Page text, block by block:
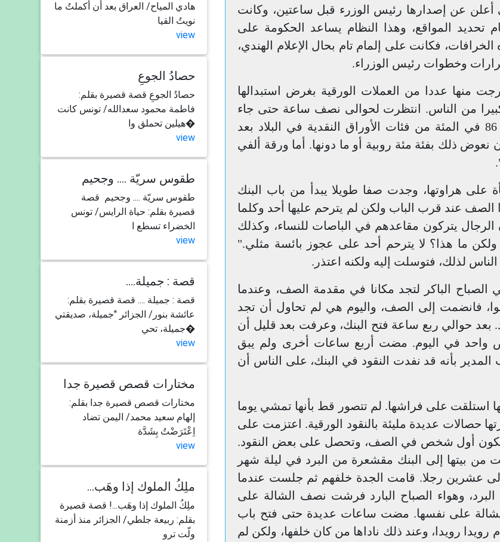
هادي المياح/ العراق بعد أن أكملتُ ما
نويتُ القيا
view
حصادُ الجوعِ
حصادُ الجوعِ قصة قصيرة بقلم:
فاطمة محمود سعدالله/ تونس كانت
هيلين تحملق وا�
view
طقوس سريّة .... وجحيم
قصيرة بقلم: حياة الرايس/ تونس
الخضراء تسطع ا
view
....قصة : جميلة
قصة : جميلة .... قصة قصيرة بقلم:
عائشة بنور/ الجزائر "جميلة، صديقتي
جميلة، تحي�
view
مختارات قصص قصيرة جدا
مختارات قصص قصيرة جدا بقلم:
إلهام سعيد محمد/ اليمن تضاد
اِعْتَرَضْتُ بِشَدَّة
view
...ملِكُ الملوك إذا وهَب
ملِكُ الملوك إذا وهَب...! قصة قصيرة
بقلم: ربيعة جلطي/ الجزائر منذ أزمنة
ولّت ترو
أعلن عن إصدارها رئيس الوزرء قبل ساعتين، وكانت
المواقع، وهذا النظام يساعد الحكومة على
فكانت على إلمام تام بحال الإعلام الهندي،
وخطوات رئيس الوزراء.
منها عددا من العملات الورقية بغرض استبدالها
من الناس. انتظرت لحوالى نصف ساعة حتى جاء
مدير فرع البنك، فخاطب الناس قائلا "قد تم إلغاء 86 في المئة من فئات الأوراق النقدية في البلاد بعد
ذلك بفئة مئة روبية أو ما دونها. أما ورقة ألفي
على هراوتها، وجدت صفا طويلا يبدأ من باب البنك
الصف عند قرب الباب ولكن لم يترحم عليها أحد وكلما
يتركون مقاعدهم في الباصات للنساء، وكذلك
ولكن ما هذا؟ لا يترحم أحد على عجوز بائسة مثلي."
لذلك، فتوسلت إليه ولكنه اعتذر.
الصباح الباكر لتجد مكانا في مقدمة الصف، وعندما
فانضمت إلى الصف، واليوم هي لم تحاول أن تجد
بعد حوالي ربع ساعة فتح البنك، وعرفت بعد قليل أن
واحد في اليوم. مضت أربع ساعات أخرى ولم يبق
بأنه قد نفدت النقود في البنك، على الناس أن
استلقت على فراشها. لم تتصور قط بأنها تمشي يوما
حصالات عديدة مليئة بالنقود الورقية. اعتزمت على
لتكون أول شخص في الصف، وتحصل على بعض النقود.
من بيتها إلى البنك مقشعرة من البرد في ليلة شهر
عشرين رجلا. قامت الجدة خلفهم ثم جلست عندما
وهواء الصباح البارد فرشت نصف الشالة على
على نفسها. مضت ساعات عديدة حتى فتح باب
رويدا رويدا، وعند ذلك ناداها من كان خلفها، ولكن لم